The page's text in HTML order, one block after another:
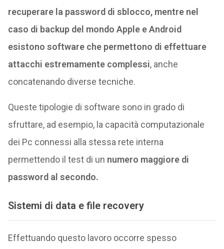
recuperare la password di sblocco, mentre nel
caso di backup del mondo Apple e Android
esistono software che permettono di effettuare
attacchi estremamente complessi, anche
concatenando diverse tecniche.
Queste tipologie di software sono in grado di
sfruttare, ad esempio, la capacità computazionale
dei Pc connessi alla stessa rete interna
permettendo il test di un numero maggiore di
password al secondo.
Sistemi di data e file recovery
Effettuando questo lavoro occorre spesso